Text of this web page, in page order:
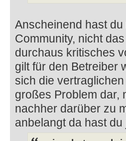
Anscheinend hast
Community, nicht
durchaus kritisches
gilt für den Betreiber
sich die
großes Problem dar,
nachher darüber zu
anbelangt da hast du